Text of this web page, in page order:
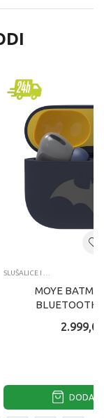
SLUŠALICE I MIKROFONI
MOYE
BLUETOOTH
2.999,00
DODAJ